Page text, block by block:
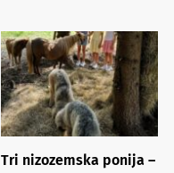
Tri nizozemska ponija –